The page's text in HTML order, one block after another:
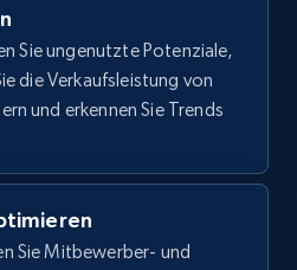
Jetzt anfangen
rating, Product
rating max, Rating,
Sie ungenutzte Potenziale,
die Verkaufsleistung von
und erkennen Sie Trends
Sie Mitbewerber- und